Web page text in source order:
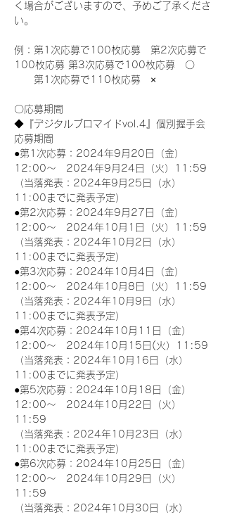
く場合がございますので、予めご了承くださ
い。
例：第1次応募で100枚応募　第2次応募で
100枚応募 第3次応募で100枚応募　〇
第1次応募で110枚応募　×
〇応募期間
◆『デジタルブロマイドvol.4』個別握手会
応募期間
●第1次応募：2024年9月20日（金）
12:00～　2024年9月24日（火）11:59
（当落発表：2024年9月25日（水）
11:00までに発表予定）
●第2次応募：2024年9月27日（金）
12:00～　2024年10月1日（火）11:59
（当落発表：2024年10月2日（水）
11:00までに発表予定）
●第3次応募：2024年10月4日（金）
12:00～　2024年10月8日（火）11:59
（当落発表：2024年10月9日（水）
11:00までに発表予定）
●第4次応募：2024年10月11日（金）
12:00～　2024年10月15日(火）11:59
（当落発表：2024年10月16日（水）
11:00までに発表予定）
●第5次応募：2024年10月18日（金）
12:00～　2024年10月22日（火）
11:59
（当落発表：2024年10月23日（水）
11:00までに発表予定）
●第6次応募：2024年10月25日（金）
12:00～　2024年10月29日（火）
11:59
（当落発表：2024年10月30日（水）